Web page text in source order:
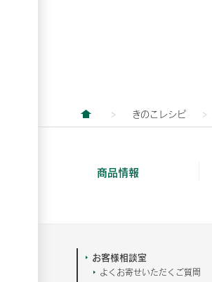
きのこレシピ
商品情報
お客様相談室
よくお寄せいただくご質問